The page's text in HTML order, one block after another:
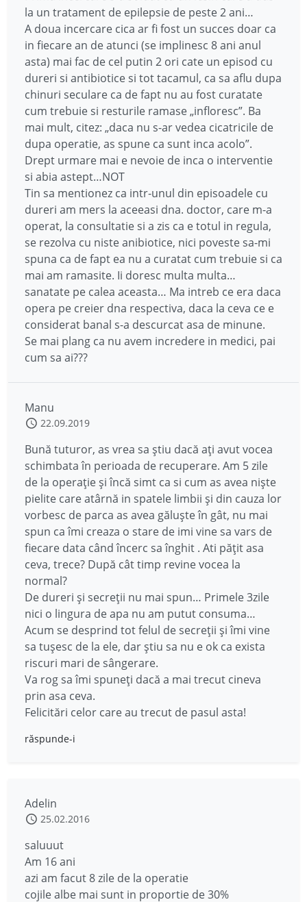
la un tratament de epilepsie de peste 2 ani…
A doua incercare cica ar fi fost un succes doar ca
in fiecare an de atunci (se implinesc 8 ani anul
asta) mai fac de cel putin 2 ori cate un episod cu
dureri si antibiotice si tot tacamul, ca sa aflu dupa
chinuri seculare ca de fapt nu au fost curatate
cum trebuie si resturile ramase „infloresc”. Ba
mai mult, citez: „daca nu s-ar vedea cicatricile de
dupa operatie, as spune ca sunt inca acolo”.
Drept urmare mai e nevoie de inca o interventie
si abia astept…NOT
Tin sa mentionez ca intr-unul din episoadele cu
dureri am mers la aceeasi dna. doctor, care m-a
operat, la consultatie si a zis ca e totul in regula,
se rezolva cu niste anibiotice, nici poveste sa-mi
spuna ca de fapt ea nu a curatat cum trebuie si ca
mai am ramasite. Ii doresc multa multa…
sanatate pe calea aceasta… Ma intreb ce era daca
opera pe creier dna respectiva, daca la ceva ce e
considerat banal s-a descurcat asa de minune.
Se mai plang ca nu avem incredere in medici, pai
cum sa ai???
Manu
22.09.2019
Bună tuturor, as vrea sa știu dacă ați avut vocea
schimbata în perioada de recuperare. Am 5 zile
de la operație și încă simt ca si cum as avea niște
pielite care atârnă in spatele limbii și din cauza lor
vorbesc de parca as avea găluște în gât, nu mai
spun ca îmi creaza o stare de imi vine sa vars de
fiecare data când încerc sa înghit . Ati pățit asa
ceva, trece? După cât timp revine vocea la
normal?
De dureri și secreții nu mai spun… Primele 3zile
nici o lingura de apa nu am putut consuma…
Acum se desprind tot felul de secreții și îmi vine
sa tușesc de la ele, dar știu sa nu e ok ca exista
riscuri mari de sângerare.
Va rog sa îmi spuneți dacă a mai trecut cineva
prin asa ceva.
Felicitări celor care au trecut de pasul asta!
răspunde-i
Adelin
25.02.2016
saluuut
Am 16 ani
azi am facut 8 zile de la operatie
cojile albe mai sunt in proportie de 30%